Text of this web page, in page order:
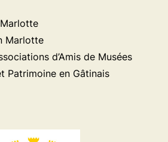
Marlotte
d’Amis de Musées
Patrimoine en Gâtinais